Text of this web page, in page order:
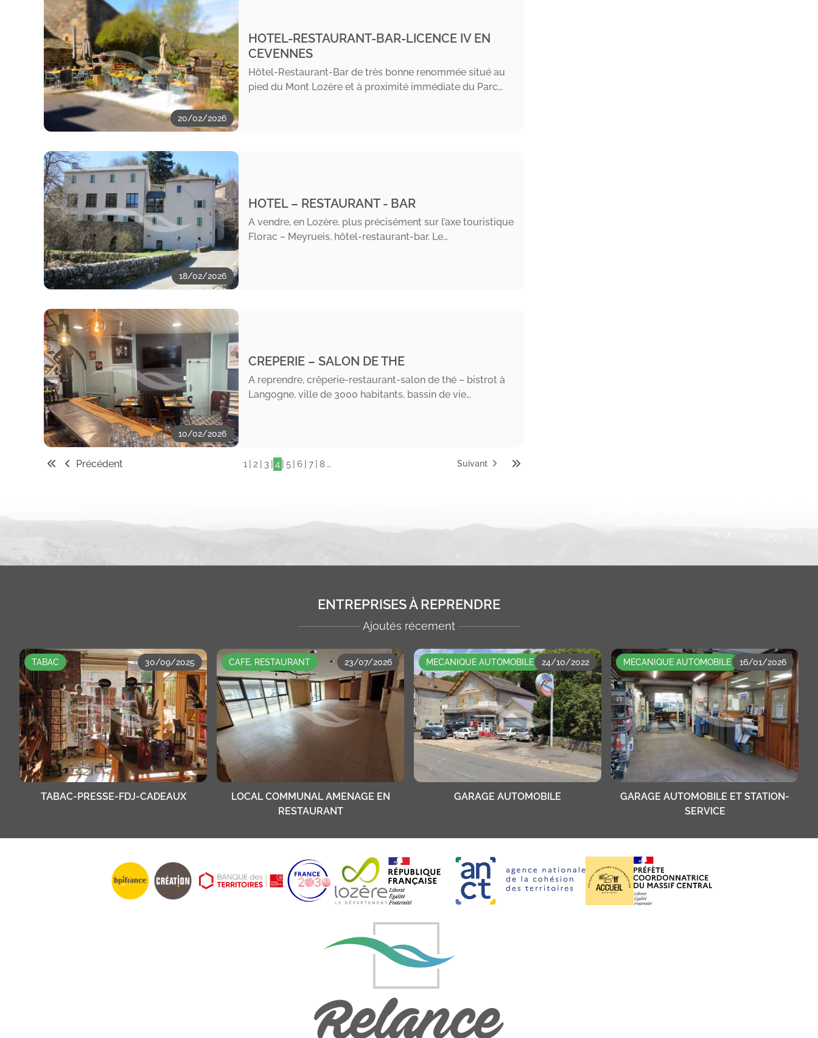
20/02/2026
HOTEL-RESTAURANT-BAR-LICENCE IV EN
CEVENNES
Hôtel-Restaurant-Bar de très bonne renommée situé au
pied du Mont Lozère et à proximité immédiate du Parc…
18/02/2026
HOTEL – RESTAURANT - BAR
A vendre, en Lozère, plus précisément sur l’axe touristique
Florac – Meyrueis, hôtel-restaurant-bar. Le…
10/02/2026
CREPERIE – SALON DE THE
A reprendre, crêperie-restaurant-salon de thé – bistrot à
Langogne, ville de 3000 habitants, bassin de vie…
Précédent 1 | 2 | 3 | 4 | 5 | 6 | 7 | 8 … Suivant
ENTREPRISES À REPRENDRE
Ajoutés récement
TABAC 30/09/2025
TABAC-PRESSE-FDJ-CADEAUX
CAFE, RESTAURANT 23/07/2026
LOCAL COMMUNAL AMENAGE EN
RESTAURANT
MECANIQUE AUTOMOBILE 24/10/2022
GARAGE AUTOMOBILE
MECANIQUE AUTOMOBILE 16/01/2026
GARAGE AUTOMOBILE ET STATION-
SERVICE